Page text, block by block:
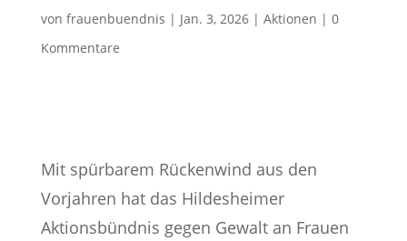
von frauenbuendnis | Jan. 3, 2026| Aktionen | 0
Kommentare
Mit spürbarem Rückenwind aus den
Vorjahren hat das Hildesheimer
Aktionsbündnis gegen Gewalt an Frauen